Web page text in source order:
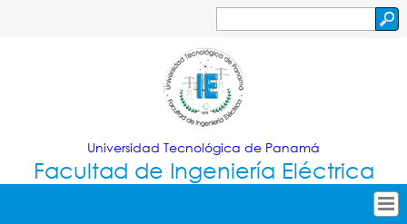
Jump to navigation
de
búsqueda
Universidad Tecnológica de Panamá
Facultad de Ingeniería Eléctrica